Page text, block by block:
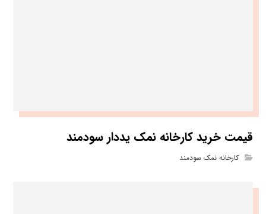
قیمت خرید کارخانه نمک یددار سودمند
کارخانه نمک سودمند